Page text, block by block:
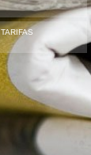
TARIFAS